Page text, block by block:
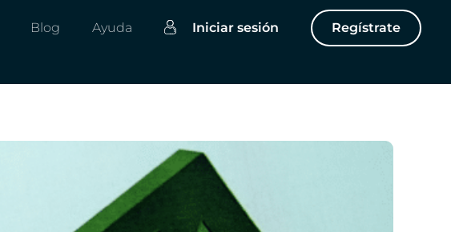
Blog Ayuda Iniciar sesión Regístrate